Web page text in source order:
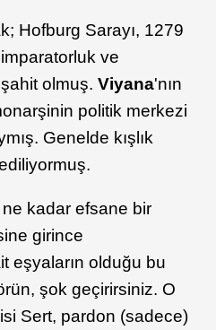
Hofburg Sarayı, 1279
ve
olmuş. Viyana'nın
politik merkezi
Genelde kışlık
kadar efsane bir
girince
eşyaların olduğu bu
şok geçirirsiniz. O
Sert, pardon (sadece)